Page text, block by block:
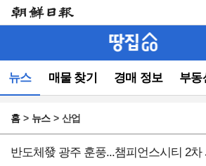
뉴스 매물 찾기 경매 정보 부동
뉴
(컨
영
홈 뉴스 산업
반도체發 광주 훈풍...챔피언스시티 2